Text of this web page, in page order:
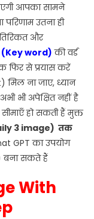
आपका सामने
उतना ही
और
word) की वर्ड
फिर से प्रयास करें
ना जाए, ध्यान
भी अपेक्षित नहीं है
हो सकती हैं मुक्त
3 image) तक
GPT का उपयोग
बना सकते हैं
With